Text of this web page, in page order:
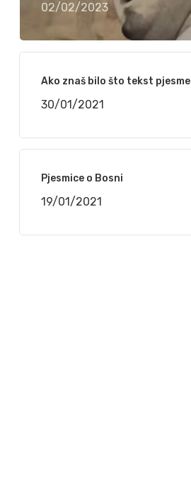
02/02/2023
Ako znaš bilo što tekst pjesme
30/01/2021
Pjesmice o Bosni
19/01/2021